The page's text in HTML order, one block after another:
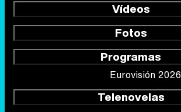
Vídeos
Fotos
Programas
Eurovisión 2026
Telenovelas